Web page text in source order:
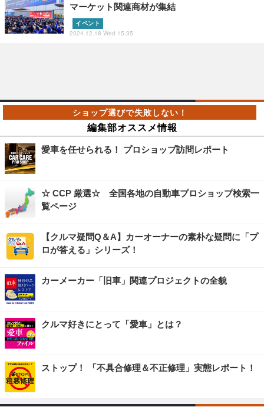
マーケット関連商材が集結
イベント
2024.12.18 Wed 15:35
編集部オススメ情報
愛車を任せられる！ プロショップ訪問レポート
☆ CCP 厳選☆ 全国各地の自動車プロショップ検索一
覧ページ
【クルマ疑問Q＆A】カーオーナーの素朴な疑問に「プ
ロが答える」シリーズ！
カーメーカー「旧車」関連プロジェクトの全貌
クルマ好きにとって「愛車」とは？
ストップ！ 「不具合修理＆不正修理」実態レポート！